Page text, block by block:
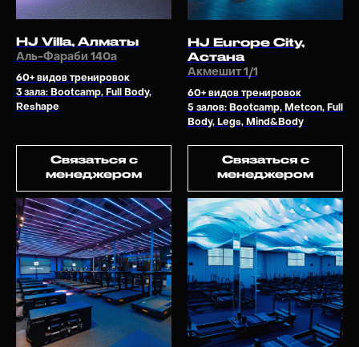
HJ Villa, Алматы
Аль-Фараби 140а
60+ видов тренировок
3 зала: Bootcamp, Full Body,
Reshape
Связаться с
менеджером
HJ Europe City,
Астана
Акмешит 1/1
60+ видов тренировок
5 залов: Bootcamp, Metcon, Full
Body, Legs, Mind&Body
Связаться с
менеджером
Hero's Journey —
пространство, где ты
начнешь тренироваться в
3 раза чаще
и
эффективней
обычном фитнес-зале
Почему мы в этом так
уверены?